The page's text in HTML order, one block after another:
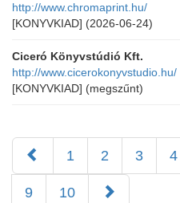
http://www.chromaprint.hu/
[KONYVKIAD] (2026-06-24)
Ciceró Könyvstúdió Kft.
http://www.cicerokonyvstudio.hu/
[KONYVKIAD] (megszűnt)
1 2 3 4
9 10